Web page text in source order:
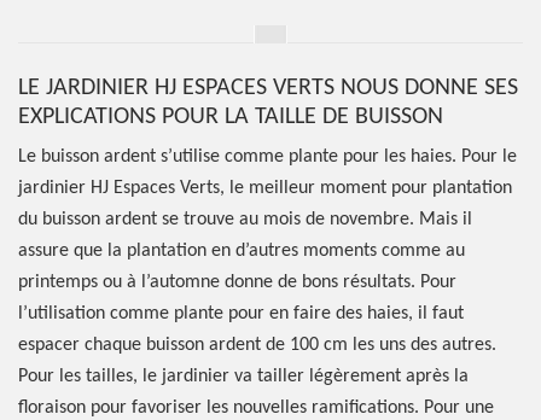
LE JARDINIER HJ ESPACES VERTS NOUS DONNE SES
EXPLICATIONS POUR LA TAILLE DE BUISSON
Le buisson ardent s’utilise comme plante pour les haies. Pour le
jardinier HJ Espaces Verts, le meilleur moment pour plantation
du buisson ardent se trouve au mois de novembre. Mais il
assure que la plantation en d’autres moments comme au
printemps ou à l’automne donne de bons résultats. Pour
l’utilisation comme plante pour en faire des haies, il faut
espacer chaque buisson ardent de 100 cm les uns des autres.
Pour les tailles, le jardinier va tailler légèrement après la
floraison pour favoriser les nouvelles ramifications. Pour une